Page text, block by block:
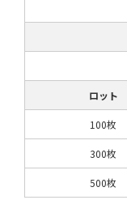
ロット
100枚
300枚
500枚